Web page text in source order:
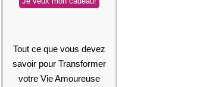
Tout ce que vous devez
savoir pour Transformer
votre Vie Amoureuse